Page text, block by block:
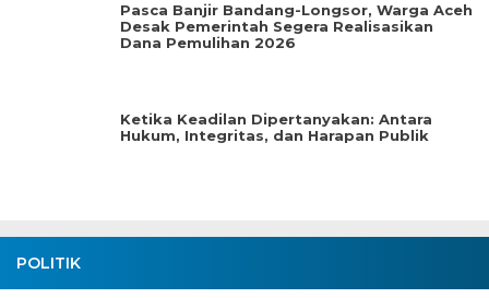
Pasca Banjir Bandang-Longsor, Warga Aceh
Desak Pemerintah Segera Realisasikan
Dana Pemulihan 2026
Ketika Keadilan Dipertanyakan: Antara
Hukum, Integritas, dan Harapan Publik
POLITIK